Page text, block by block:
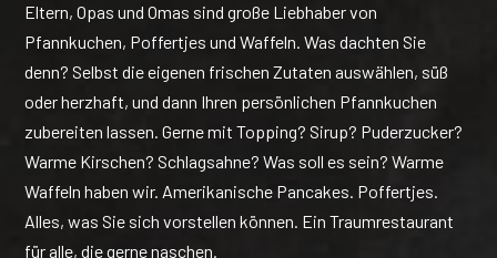
Eltern, Opas und Omas sind große Liebhaber von
Pfannkuchen, Poffertjes und Waffeln. Was dachten Sie
denn? Selbst die eigenen frischen Zutaten auswählen, süß
oder herzhaft, und dann Ihren persönlichen Pfannkuchen
zubereiten lassen. Gerne mit Topping? Sirup? Puderzucker?
Warme Kirschen? Schlagsahne? Was soll es sein? Warme
Waffeln haben wir. Amerikanische Pancakes. Poffertjes.
Alles, was Sie sich vorstellen können. Ein Traumrestaurant
für alle, die gerne naschen.